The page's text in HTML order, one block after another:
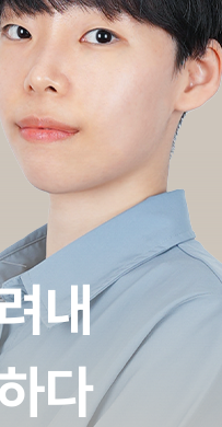
내
다